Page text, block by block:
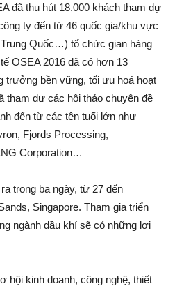
đã thu hút 18.000 khách tham dự
ty đến từ 46 quốc gia/khu vực
Quốc…) tổ chức gian hàng
OSEA 2016 đã có hơn 13
trưởng bền vững, tối ưu hoá hoạt
tham dự các hội thảo chuyên đề
đến từ các tên tuổi lớn như
Fjords Processing,
Corporation…
trong ba ngày, từ 27 đến
Singapore. Tham gia triển
ngành dầu khí sẽ có những lợi
hội kinh doanh, công nghệ, thiết